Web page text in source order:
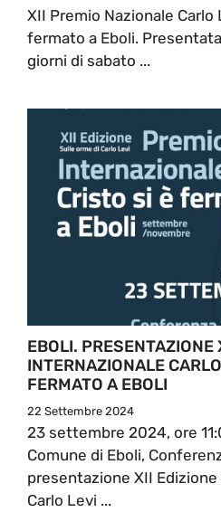
XII Premio Nazionale Carlo
fermato a Eboli.
giorni di sabato ...
EBOLI. PRESENTAZIONE
INTERNAZIONALE
FERMATO A EBOLI
22 Settembre 2024
23 settembre 2024, ore
Comune di Eboli,
presentazione XII
Carlo Levi ...